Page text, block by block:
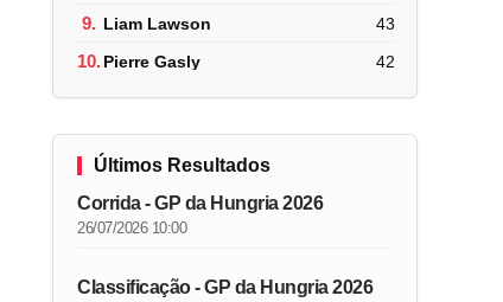
9. Liam Lawson 43
10.Pierre Gasly 42
Últimos Resultados
Corrida - GP da Hungria 2026
26/07/2026 10:00
Classificação - GP da Hungria 2026